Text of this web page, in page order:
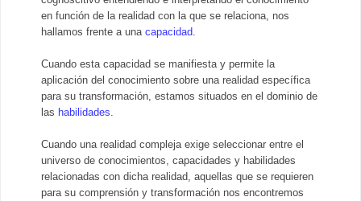
en función de la realidad con la que se relaciona, nos
hallamos frente a una capacidad
Cuando esta capacidad se manifiesta y permite la
aplicación del conocimiento sobre una realidad específica
para su transformación, estamos situados en el dominio de
las habilidades
Cuando una realidad compleja exige seleccionar entre el
universo de conocimientos, capacidades y habilidades
relacionadas con dicha realidad, aquellas que se requieren
para su comprensión y transformación nos encontremos